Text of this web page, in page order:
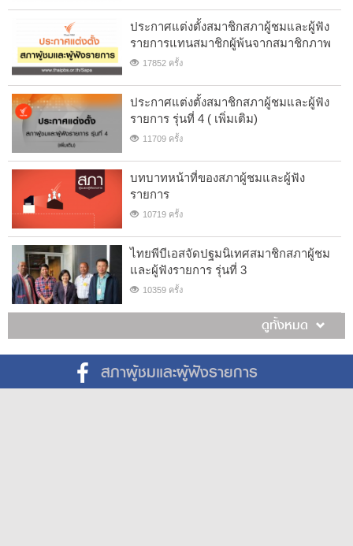
ประกาศแต่งตั้งสมาชิกสภาผู้ชมและผู้ฟัง
รายการแทนสมาชิกผู้พ้นจากสมาชิกภาพ
17852 ครั้ง
ประกาศแต่งตั้งสมาชิกสภาผู้ชมและผู้ฟัง
รายการ รุ่นที่ 4 ( เพิ่มเติม)
11709 ครั้ง
บทบาทหน้าที่ของสภาผู้ชมและผู้ฟัง
รายการ
10719 ครั้ง
ไทยพีบีเอสจัดปฐมนิเทศสมาชิกสภาผู้ชม
และผู้ฟังรายการ รุ่นที่ 3
10359 ครั้ง
ดูทั้งหมด
สภาผู้ชมและผู้ฟังรายการ